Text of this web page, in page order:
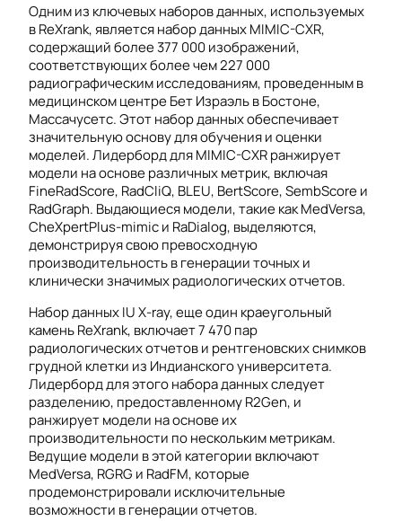
Одним из ключевых наборов данных, используемых
в ReXrank, является набор данных MIMIC-CXR,
содержащий более 377 000 изображений,
соответствующих более чем 227 000
радиографическим исследованиям, проведенным в
медицинском центре Бет Израэль в Бостоне,
Массачусетс. Этот набор данных обеспечивает
значительную основу для обучения и оценки
моделей. Лидерборд для MIMIC-CXR ранжирует
модели на основе различных метрик, включая
FineRadScore, RadCliQ, BLEU, BertScore, SembScore и
RadGraph. Выдающиеся модели, такие как MedVersa,
CheXpertPlus-mimic и RaDialog, выделяются,
демонстрируя свою превосходную
производительность в генерации точных и
клинически значимых радиологических отчетов.
Набор данных IU X-ray, еще один краеугольный
камень ReXrank, включает 7 470 пар
радиологических отчетов и рентгеновских снимков
грудной клетки из Индианского университета.
Лидерборд для этого набора данных следует
разделению, предоставленному R2Gen, и
ранжирует модели на основе их
производительности по нескольким метрикам.
Ведущие модели в этой категории включают
MedVersa, RGRG и RadFM, которые
продемонстрировали исключительные
возможности в генерации отчетов.